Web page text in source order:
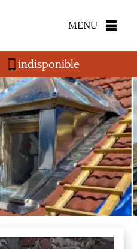
MENU
indisponible